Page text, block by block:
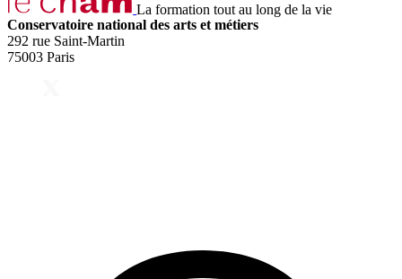
La formation tout au long de la vie
Conservatoire national des arts et métiers
292 rue Saint-Martin
75003 Paris